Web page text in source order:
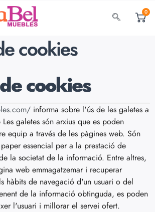
0
cookies
cookies
informa sobre l'ús de les galetes a
galetes són arxius que es poden
equip a través de les pàgines web. Són
essencial per a la prestació de
la societat de la informació. Entre altres,
web emmagatzemar i recuperar
hàbits de navegació d'un usuari o del
de la informació obtinguda, es poden
l'usuari i millorar el servei ofert.